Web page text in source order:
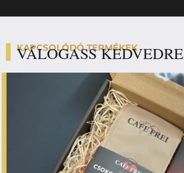
KAPCSOLÓDÓ TERMÉKEK
VÁLOGASS KEDVEDRE